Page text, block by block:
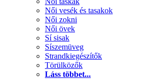
Női vesék és tasakok
Női zokni
Női övek
Sí sisak
Síszemüveg
Strandkiegészítők
Törülközők
Láss többet...